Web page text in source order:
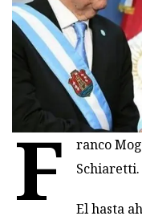
F
ranco
El hasta